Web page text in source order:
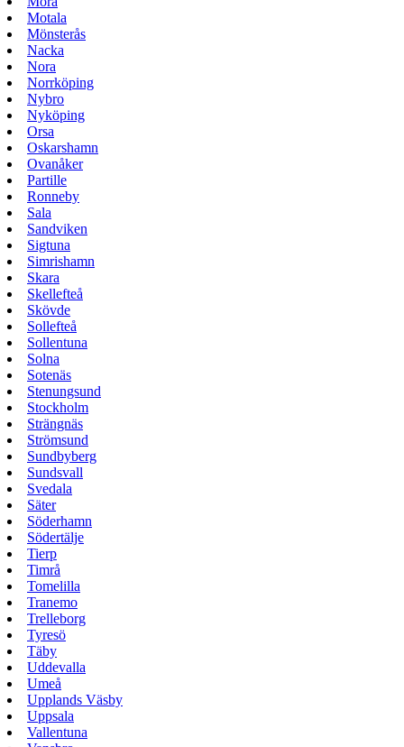
Motala
Mönsterås
Nacka
Nora
Norrköping
Nybro
Nyköping
Orsa
Oskarshamn
Ovanåker
Partille
Ronneby
Sala
Sandviken
Sigtuna
Simrishamn
Skara
Skellefteå
Skövde
Sollefteå
Sollentuna
Solna
Sotenäs
Stenungsund
Stockholm
Strängnäs
Strömsund
Sundbyberg
Sundsvall
Svedala
Säter
Söderhamn
Södertälje
Tierp
Timrå
Tomelilla
Tranemo
Trelleborg
Tyresö
Täby
Uddevalla
Umeå
Upplands Väsby
Uppsala
Vallentuna